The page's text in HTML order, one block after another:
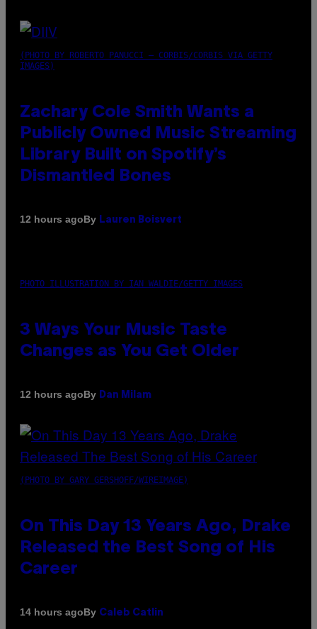
(PHOTO BY ROBERTO PANUCCI – CORBIS/CORBIS VIA GETTY
IMAGES)
Zachary Cole Smith Wants a
Publicly Owned Music Streaming
Library Built on Spotify’s
Dismantled Bones
12 hours agoBy Lauren Boisvert
PHOTO ILLUSTRATION BY IAN WALDIE/GETTY IMAGES
3 Ways Your Music Taste
Changes as You Get Older
12 hours agoBy Dan Milam
(PHOTO BY GARY GERSHOFF/WIREIMAGE)
On This Day 13 Years Ago, Drake
Released the Best Song of His
Career
14 hours agoBy Caleb Catlin